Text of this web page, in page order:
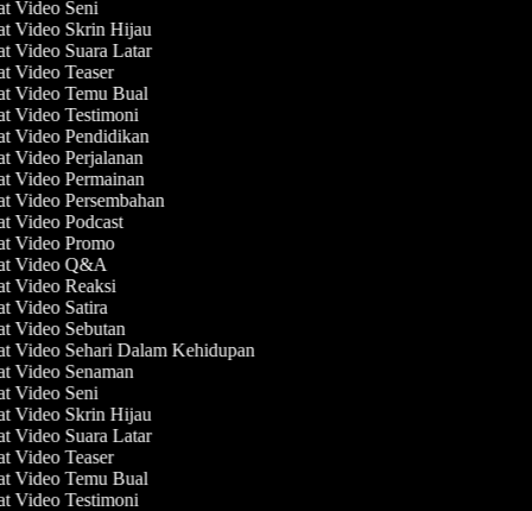
Video Seni
Video Skrin Hijau
Video Suara Latar
Video Teaser
Video Temu Bual
Video Testimoni
Video Pendidikan
Video Perjalanan
Video Permainan
Video Persembahan
Video Podcast
Video Promo
Video Q&A
Video Reaksi
Video Satira
Video Sebutan
Video Sehari Dalam Kehidupan
Video Senaman
Video Seni
Video Skrin Hijau
Video Suara Latar
Video Teaser
Video Temu Bual
Video Testimoni